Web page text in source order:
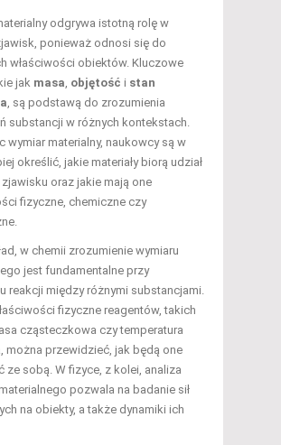
odgrywa istotną rolę w
ponieważ odnosi się do
właściwości obiektów. Kluczowe
jak masa objętość i stan
, są podstawą do zrozumienia
substancji w różnych kontekstach.
wymiar materialny, naukowcy są w
określić, jakie materiały biorą udział
oraz jakie mają one
fizyczne, chemiczne czy
w chemii zrozumienie wymiaru
jest fundamentalne przy
reakcji między różnymi substancjami.
fizyczne reagentów, takich
cząsteczkowa czy temperatura
można przewidzieć, jak będą one
ze sobą. W fizyce, z kolei, analiza
pozwala na badanie sił
na obiekty, a także dynamiki ich